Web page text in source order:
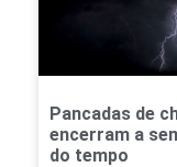
Pancadas de
encerram a
do tempo